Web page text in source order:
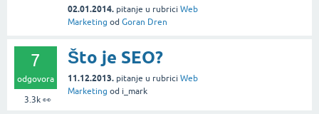
02.01.2014. pitanje u rubrici Web
Marketing od Goran Dren
7
odgovora
3.3k👀
Što je SEO?
11.12.2013. pitanje u rubrici Web
Marketing od i_mark